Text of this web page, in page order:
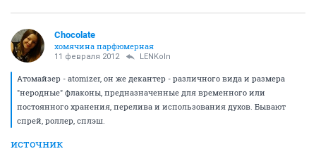
Chocolate
хомячина парфюмерная
11 февраля 2012 LENKoln
Атомайзер - atomizer, он же декантер - различного вида и размера
"неродные" флаконы, предназначенные для временного или
постоянного хранения, перелива и использования духов. Бывают
спрей, роллер, сплэш.
источник